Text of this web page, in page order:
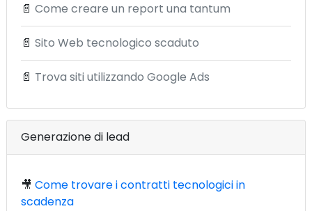
📄 Come creare un report una tantum
📄 Sito Web tecnologico scaduto
📄 Trova siti utilizzando Google Ads
Generazione di lead
🎥 Come trovare i contratti tecnologici in
scadenza